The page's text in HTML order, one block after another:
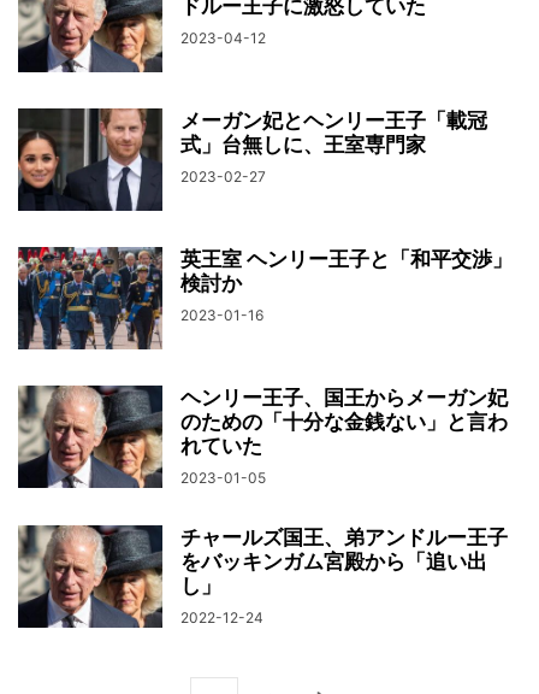
ドルー王子に激怒していた
2023-04-12
メーガン妃とヘンリー王子「載冠
式」台無しに、王室専門家
2023-02-27
英王室 ヘンリー王子と「和平交渉」
検討か
2023-01-16
ヘンリー王子、国王からメーガン妃
のための「十分な金銭ない」と言わ
れていた
2023-01-05
チャールズ国王、弟アンドルー王子
をバッキンガム宮殿から「追い出
し」
2022-12-24